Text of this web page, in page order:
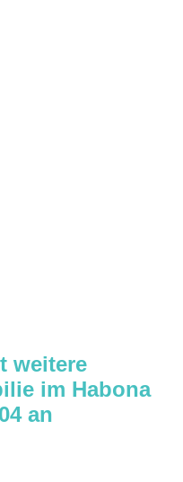
weitere
im Habona
an